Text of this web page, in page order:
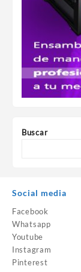
Buscar
Social media
Facebook
Whatsapp
Youtube
Instagram
Pinterest